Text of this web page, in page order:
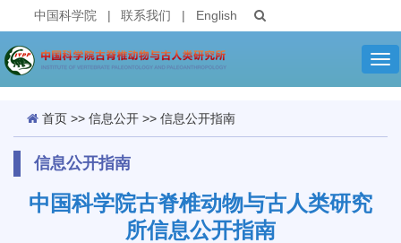
中国科学院 | 联系我们 | English
首页 >> 信息公开 >> 信息公开指南
信息公开指南
中国科学院古脊椎动物与古人类研究
所信息公开指南